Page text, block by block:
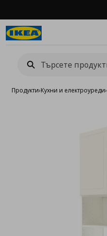
Продукти›Кухни и електроуреди›